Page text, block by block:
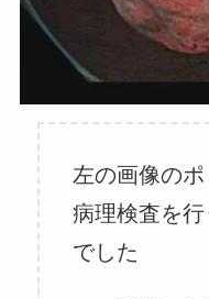
左の画像の
病理検査を
でした